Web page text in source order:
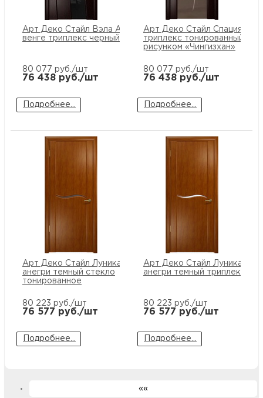
Арт Деко Стайл Вэла Арт
венге триплекс черный
80 077 руб./шт
76 438 руб./шт
Подробнее...
Арт Деко Стайл Спация-3
триплекс тонированный с
рисунком «Чингизхан»
80 077 руб./шт
76 438 руб./шт
Подробнее...
Арт Деко Стайл Луника-1
анегри темный стекло
тонированное
80 223 руб./шт
76 577 руб./шт
Подробнее...
Арт Деко Стайл Луника-1
анегри темный триплекс
80 223 руб./шт
76 577 руб./шт
Подробнее...
««